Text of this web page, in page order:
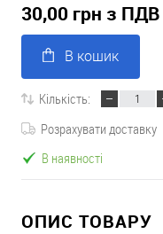
30,00 грн з ПДВ
В кошик
Кількість:
Розрахувати доставку
В наявності
ОПИС ТОВАРУ